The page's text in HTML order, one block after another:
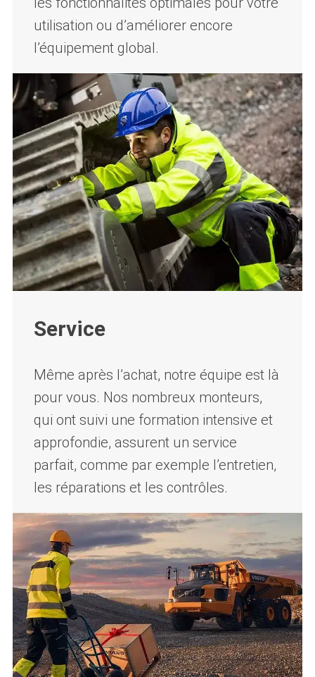
utilisation ou d’améliorer encore
l’équipement global.
Service
Même après l’achat, notre équipe est là
pour vous. Nos nombreux monteurs,
qui ont suivi une formation intensive et
approfondie, assurent un service
parfait, comme par exemple l’entretien,
les réparations et les contrôles.